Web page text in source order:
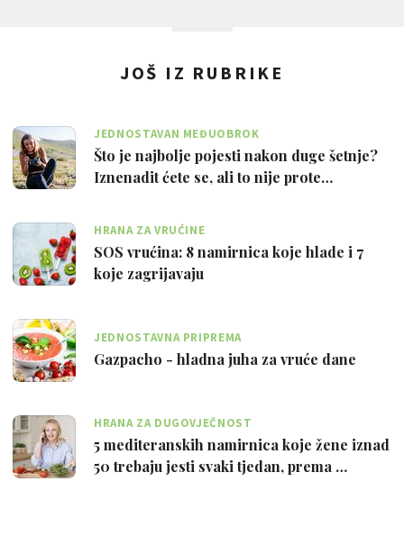
JOŠ IZ RUBRIKE
JEDNOSTAVAN MEĐUOBROK
Što je najbolje pojesti nakon duge šetnje?
Iznenadit ćete se, ali to nije prote…
HRANA ZA VRUĆINE
SOS vrućina: 8 namirnica koje hlade i 7
koje zagrijavaju
JEDNOSTAVNA PRIPREMA
Gazpacho - hladna juha za vruće dane
HRANA ZA DUGOVJEČNOST
5 mediteranskih namirnica koje žene iznad
50 trebaju jesti svaki tjedan, prema …